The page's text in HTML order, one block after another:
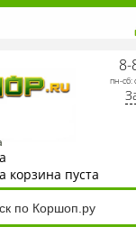
8-
пн-сб:
корзина пуста